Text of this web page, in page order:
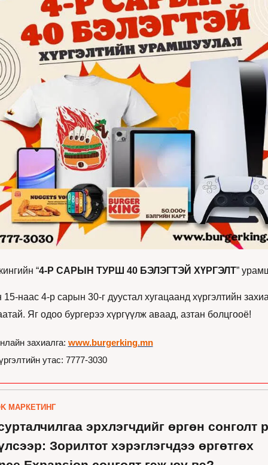
“4-Р САРЫН ТУРШ 40 БЭЛЭГТЭЙ ХҮРГЭЛТ”
наас 4-р сарын 30-г дуустал хугацаанд хүргэлтийн
Яг одоо бургерээ хүргүүлж аваад, азтан болцгооё!
захиалга: www.burgerking.mn
утас: 7777-3030
МАРКЕТИНГ
эрхлэгчдийг өргөн сонголт
Зорилтот хэрэглэгчдээ өргөтгөх